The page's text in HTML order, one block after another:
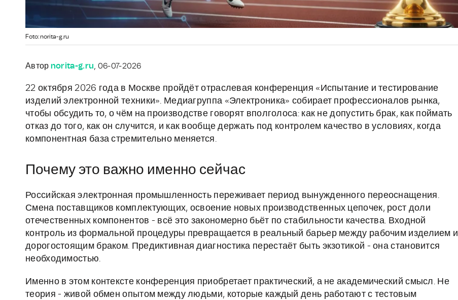
Foto: norita-g.ru
Автор norita-g.ru, 06-07-2026
22 октября 2026 года в Москве пройдёт отраслевая конференция «Испытание и тестирование
изделий электронной техники». Медиагруппа «Электроника» собирает профессионалов рынка,
чтобы обсудить то, о чём на производстве говорят вполголоса: как не допустить брак, как поймать
отказ до того, как он случится, и как вообще держать под контролем качество в условиях, когда
компонентная база стремительно меняется.
Почему это важно именно сейчас
Российская электронная промышленность переживает период вынужденного переоснащения.
Смена поставщиков комплектующих, освоение новых производственных цепочек, рост доли
отечественных компонентов - всё это закономерно бьёт по стабильности качества. Входной
контроль из формальной процедуры превращается в реальный барьер между рабочим изделием и
дорогостоящим браком. Предиктивная диагностика перестаёт быть экзотикой - она становится
необходимостью.
Именно в этом контексте конференция приобретает практический, а не академический смысл. Не
теория - живой обмен опытом между людьми, которые каждый день работают с тестовым